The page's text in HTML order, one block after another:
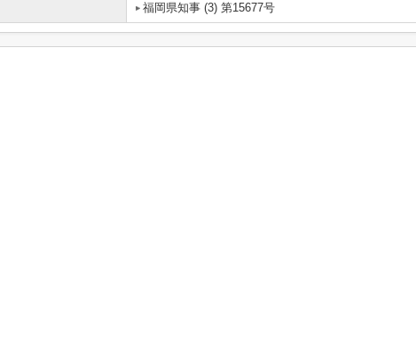
福岡県知事 (3) 第15677号